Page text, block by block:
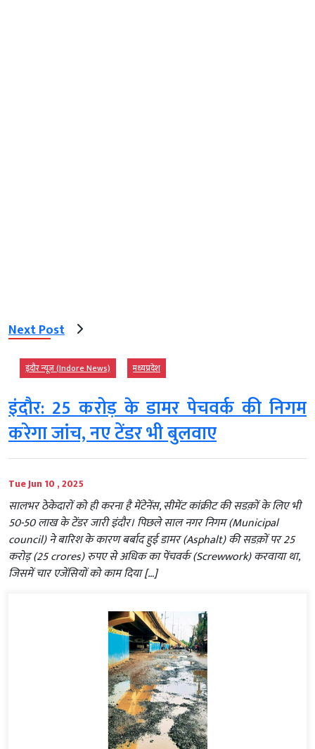
Next Post
इंदौर न्यूज़ (Indore News) मध्‍यप्रदेश
इंदौर: 25 करोड़ के डामर पेचवर्क की निगम
करेगा जांच, नए टेंडर भी बुलवाए
Tue Jun 10 , 2025
सालभर ठेकेदारों को ही करना है मेंटेनेंस, सीमेंट कांक्रीट की सडक़ों के लिए भी
50-50 लाख के टेंडर जारी इंदौर। पिछले साल नगर निगम (Municipal
council) ने बारिश के कारण बर्बाद हुई डामर (Asphalt) की सडक़ों पर 25
करोड़ (25 crores) रुपए से अधिक का पेंचवर्क (Screwwork) करवाया था,
जिसमें चार एजेंसियों को काम दिया […]